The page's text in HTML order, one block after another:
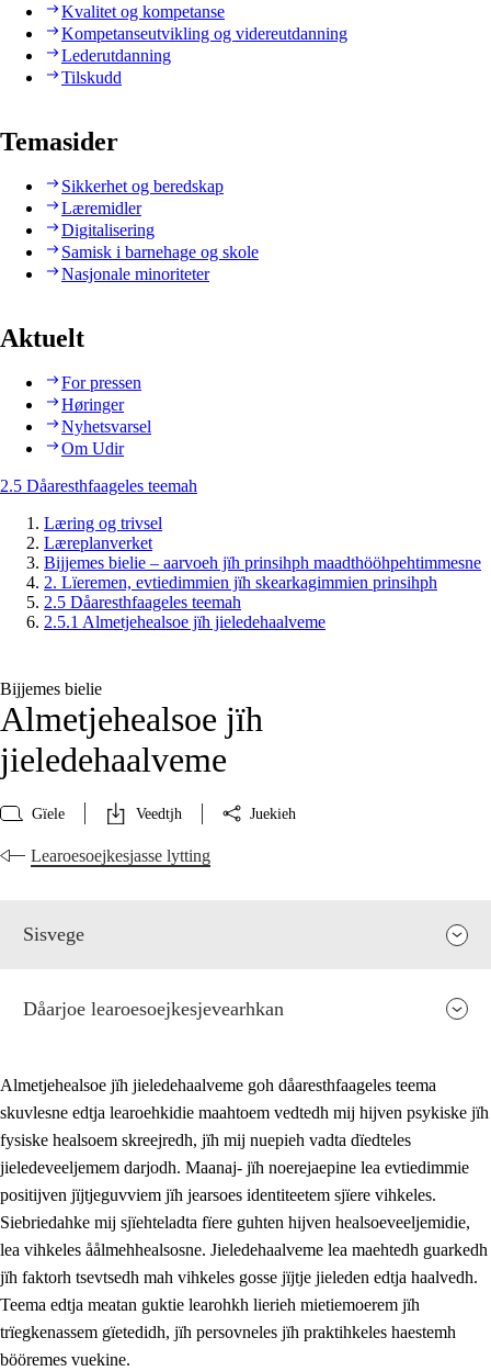
Kvalitet og kompetanse
Kompetanseutvikling og videreutdanning
Lederutdanning
Tilskudd
Temasider
Sikkerhet og beredskap
Læremidler
Digitalisering
Samisk i barnehage og skole
Nasjonale minoriteter
Aktuelt
For pressen
Høringer
Nyhetsvarsel
Om Udir
2.5 Dåaresthfaageles teemah
Læring og trivsel
Læreplanverket
Bijjemes bielie – aarvoeh jïh prinsihph maadthööhpehtimmesne
2. Lïeremen, evtiedimmien jïh skearkagimmien prinsihph
2.5 Dåaresthfaageles teemah
2.5.1 Almetjehealsoe jïh jieledehaalveme
Bijjemes bielie
Almetjehealsoe jïh
jieledehaalveme
Gïele Veedtjh Juekieh
Learoesoejkesjasse lytting
Sisvege
2. Lïeremen, evtiedimmien jïh skearkagimmien prinsihph
2.1 Sosijaale lïereme jïh evtiedimmie
Dåarjoe learoesoejkesjevearhkan
Almetjehealsoe jïh jieledehaalveme goh dåaresthfaageles teema
skuvlesne edtja learoehkidie maahtoem vedtedh mij hijven psykiske jïh
fysiske healsoem skreejredh, jïh mij nuepieh vadta dïedteles
jieledeveeljemem darjodh. Maanaj- jïh noerejaepine lea evtiedimmie
positijven jïjtjeguvviem jïh jearsoes identiteetem sjïere vihkeles.
Siebriedahke mij sjïehteladta fïere guhten hijven healsoeveeljemidie,
lea vihkeles åålmehhealsosne. Jieledehaalveme lea maehtedh guarkedh
jïh faktorh tsevtsedh mah vihkeles gosse jïjtje jieleden edtja haalvedh.
Teema edtja meatan guktie learohkh lierieh mietiemoerem jïh
trïegkenassem gïetedidh, jïh persovneles jïh praktihkeles haestemh
bööremes vuekine.